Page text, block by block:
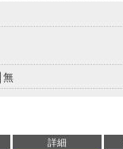
無
詳細